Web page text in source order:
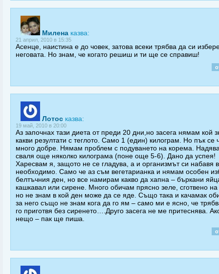
Милена казва:
21 април, 2010 в 15:35
Асенце, наистина е до човек, затова всеки трябва да си
неговата. Но знам, че когато решиш и ти ще се справиш!
Лотос казва:
19 май, 2010 в 20:00
Аз започнах тази диета от преди 20 дни,но засега нямам кой
какви резултати с теглото. Само 1 (един) килограм. Но пък се
много добре. Нямам проблем с подуването на корема.
сваля още няколко килограма (поне още 5-6). Дано да успея!
Харесвам я, защото не се гладува, а и организмът си набавя
необходимо. Само че аз съм вегетарианка и нямам особен
белтъчния ден, но все намирам какво да хапна – бъркани
кашкавал или сирене. Много обичам прясно зеле, сготвено
но не знам в кой ден може да се яде. Също така и качамак
за него също не знам кога да го ям – само ми е ясно, че
го приготвя без сиренето….Друго засега не ме притеснява.
нещо – пак ще пиша.